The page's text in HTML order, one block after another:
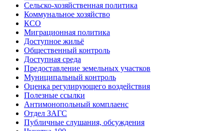
Сельско-хозяйственная политика
Коммунальное хозяйство
КСО
Миграционная политика
Доступное жильё
Общественный контроль
Доступная среда
Предоставление земельных участков
Муниципальный контроль
Оценка регулирующего воздействия
Полезные ссылки
Антимонопольный комплаенс
Отдел ЗАГС
Публичные слушания, обсуждения